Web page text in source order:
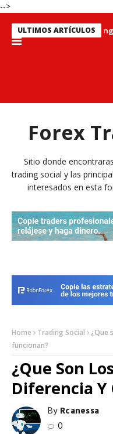
-->
ULTIMOS ARTÍCULOS
al Copytrading:
Forex
Sitio donde
trading social y las
interesados en esta
Home Trading Social
¿Que
funcionan?
¿Que Son
Diferencia Y
By Rcanessa
0